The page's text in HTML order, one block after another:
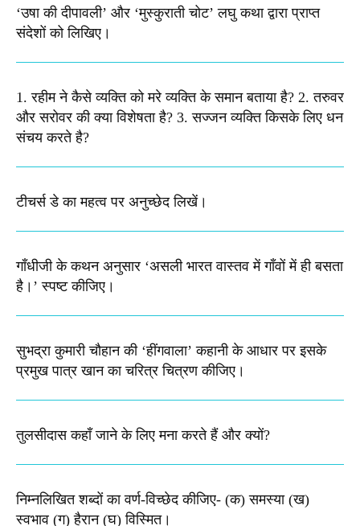
‘उषा की दीपावली’ और ‘मुस्कुराती चोट’ लघु कथा द्वारा प्राप्त
संदेशों को लिखिए।
1. रहीम ने कैसे व्यक्ति को मरे व्यक्ति के समान बताया है? 2. तरुवर
और सरोवर की क्या विशेषता है? 3. सज्जन व्यक्ति किसके लिए धन
संचय करते है?
टीचर्स डे का महत्व पर अनुच्छेद लिखें।
गाँधीजी के कथन अनुसार ‘असली भारत वास्तव में गाँवों में ही बसता
है।’ स्पष्ट कीजिए।
सुभद्रा कुमारी चौहान की ‘हींगवाला’ कहानी के आधार पर इसके
प्रमुख पात्र खान का चरित्र चित्रण कीजिए।
तुलसीदास कहाँ जाने के लिए मना करते हैं और क्यों?
निम्नलिखित शब्दों का वर्ण-विच्छेद कीजिए-​ (क) समस्या (ख)
स्वभाव (ग) हैरान (घ) विस्मित।